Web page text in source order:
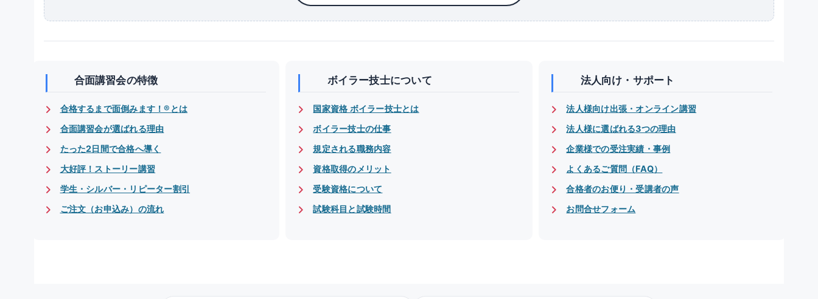
合面講習会の特徴
合格するまで面倒みます！®とは
合面講習会が選ばれる理由
たった2日間で合格へ導く
大好評！ストーリー講習
学生・シルバー・リピーター割引
ご注文（お申込み）の流れ
ボイラー技士について
国家資格 ボイラー技士とは
ボイラー技士の仕事
規定される職務内容
資格取得のメリット
受験資格について
試験科目と試験時間
法人向け・サポート
法人様向け出張・オンライン講習
法人様に選ばれる3つの理由
企業様での受注実績・事例
よくあるご質問（FAQ）
合格者のお便り・受講者の声
お問合せフォーム